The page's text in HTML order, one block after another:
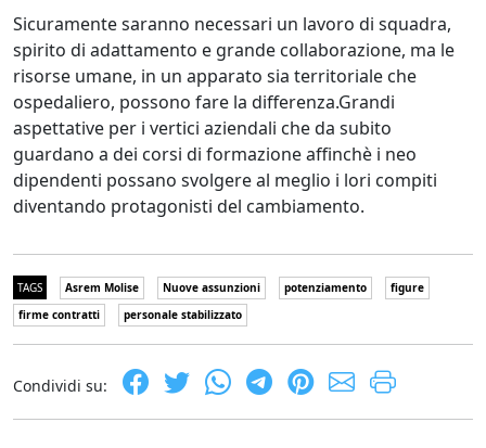
Sicuramente saranno necessari un lavoro di squadra,
spirito di adattamento e grande collaborazione, ma le
risorse umane, in un apparato sia territoriale che
ospedaliero, possono fare la differenza.Grandi
aspettative per i vertici aziendali che da subito
guardano a dei corsi di formazione affinchè i neo
dipendenti possano svolgere al meglio i lori compiti
diventando protagonisti del cambiamento.
TAGS Asrem Molise Nuove assunzioni potenziamento
figure
firme contratti
personale stabilizzato
Condividi su: